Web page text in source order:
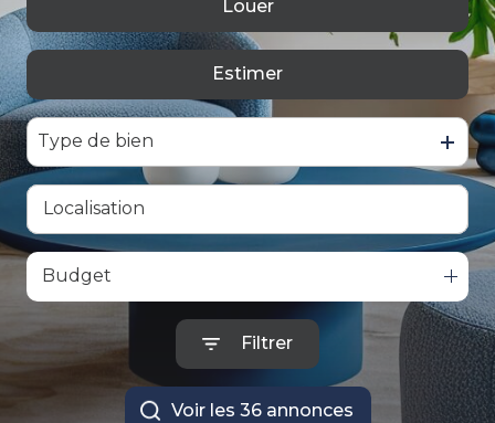
GESTION
Louer
De l'immo pro
Estimer
Type de bien
Budget
Filtrer
Voir les 36annonces